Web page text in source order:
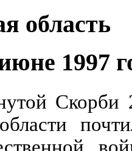
область
1997
Скорби